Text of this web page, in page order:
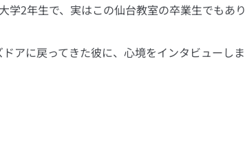
学2年生で、実はこの仙台教室の卒業生でもあり
アに戻ってきた彼に、心境をインタビューしま